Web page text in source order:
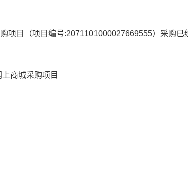
项目 （项目编号:2071101000027669555）采购已
商城采购项目